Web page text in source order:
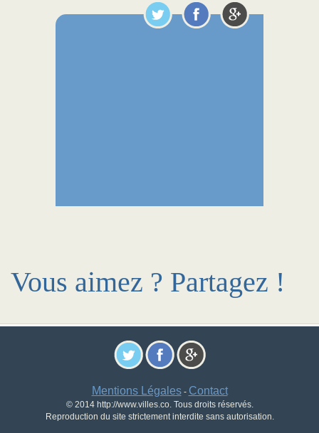
Vous aimez ? Partagez !
Mentions Légales- Contact
© 2014 http://www.villes.co. Tous droits réservés.
Reproduction du site strictement interdite sans autorisation.